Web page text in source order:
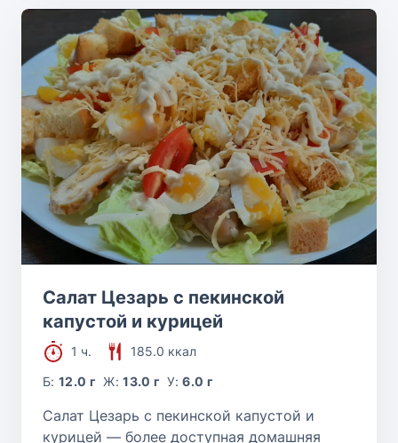
Салат Цезарь с пекинской
капустой и курицей
1 ч.
185.0 ккал
Б:12.0 г Ж:13.0 г У:6.0 г
Салат Цезарь с пекинской капустой и
курицей — более доступная домашняя